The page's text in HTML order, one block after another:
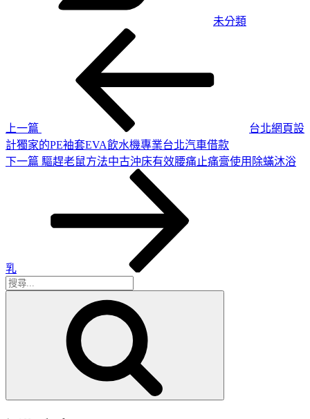
未分類
上一篇
台北網頁設
計獨家的PE袖套EVA飲水機專業台北汽車借款
下
下一篇 驅趕老鼠方法中古沖床有效腰痛止痛膏使用除蟎沐浴
乳
搜